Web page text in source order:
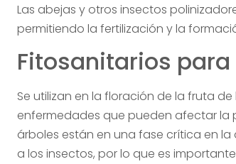
Las abejas y otros insectos
permitiendo la fertilización y la
Fitosanitarios
Se utilizan en la floración de la fruta
enfermedades que pueden afectar la
árboles están en una fase crítica en
a los insectos, por lo que es